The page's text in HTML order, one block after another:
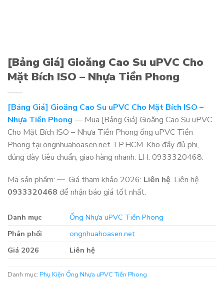
[Bảng Giá] Gioăng Cao Su uPVC Cho
Mặt Bích ISO – Nhựa Tiền Phong
[Bảng Giá] Gioăng Cao Su uPVC Cho Mặt Bích ISO –
Nhựa Tiền Phong — Mua [Bảng Giá] Gioăng Cao Su uPVC
Cho Mặt Bích ISO – Nhựa Tiền Phong ống uPVC Tiền
Phong tại ongnhuahoasen.net TP.HCM. Kho đầy đủ phi,
đúng dày tiêu chuẩn, giao hàng nhanh. LH: 0933320468.
Mã sản phẩm: —. Giá tham khảo 2026: Liên hệ. Liên hệ
0933320468 để nhận báo giá tốt nhất.
Danh mục
Ống Nhựa uPVC Tiền Phong
Phân phối
ongnhuahoasen.net
Giá 2026
Liên hệ
Danh mục: Phụ Kiện Ống Nhựa uPVC Tiền Phong